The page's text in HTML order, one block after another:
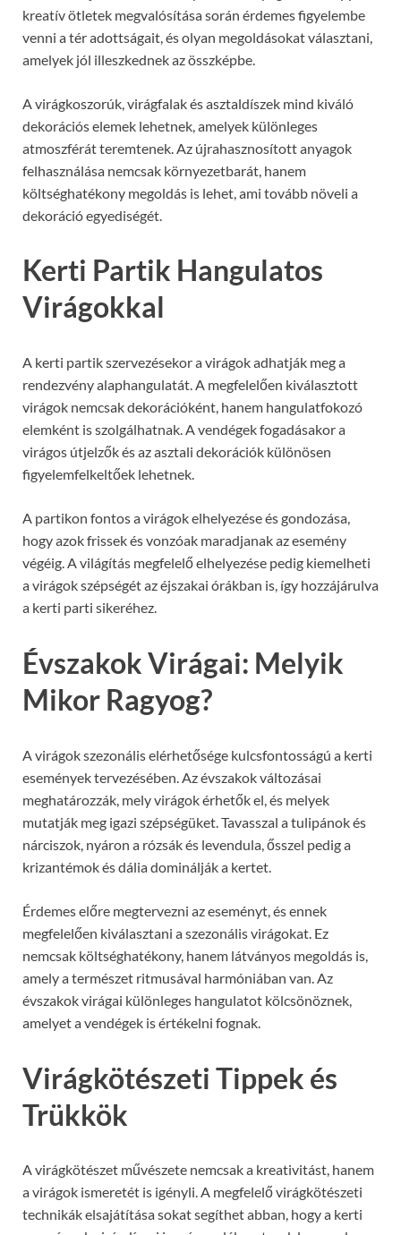
kreatív ötletek megvalósítása során érdemes figyelembe
venni a tér adottságait, és olyan megoldásokat választani,
amelyek jól illeszkednek az összképbe.
A virágkoszorúk, virágfalak és asztaldíszek mind kiváló
dekorációs elemek lehetnek, amelyek különleges
atmoszférát teremtenek. Az újrahasznosított anyagok
felhasználása nemcsak környezetbarát, hanem
költséghatékony megoldás is lehet, ami tovább növeli a
dekoráció egyediségét.
Kerti Partik Hangulatos
Virágokkal
A kerti partik szervezésekor a virágok adhatják meg a
rendezvény alaphangulatát. A megfelelően kiválasztott
virágok nemcsak dekorációként, hanem hangulatfokozó
elemként is szolgálhatnak. A vendégek fogadásakor a
virágos útjelzők és az asztali dekorációk különösen
figyelemfelkeltőek lehetnek.
A partikon fontos a virágok elhelyezése és gondozása,
hogy azok frissek és vonzóak maradjanak az esemény
végéig. A világítás megfelelő elhelyezése pedig kiemelheti
a virágok szépségét az éjszakai órákban is, így hozzájárulva
a kerti parti sikeréhez.
Évszakok Virágai: Melyik
Mikor Ragyog?
A virágok szezonális elérhetősége kulcsfontosságú a kerti
események tervezésében. Az évszakok változásai
meghatározzák, mely virágok érhetők el, és melyek
mutatják meg igazi szépségüket. Tavasszal a tulipánok és
nárciszok, nyáron a rózsák és levendula, ősszel pedig a
krizantémok és dália dominálják a kertet.
Érdemes előre megtervezni az eseményt, és ennek
megfelelően kiválasztani a szezonális virágokat. Ez
nemcsak költséghatékony, hanem látványos megoldás is,
amely a természet ritmusával harmóniában van. Az
évszakok virágai különleges hangulatot kölcsönöznek,
amelyet a vendégek is értékelni fognak.
Virágkötészeti Tippek és
Trükkök
A virágkötészet művészete nemcsak a kreativitást, hanem
a virágok ismeretét is igényli. A megfelelő virágkötészeti
technikák elsajátítása sokat segíthet abban, hogy a kerti